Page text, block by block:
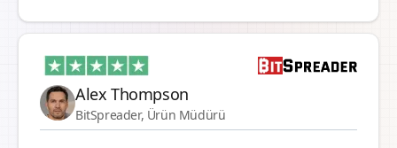
vurgulamak istiyoruz, bu da müşterilerin tatil
köylerimizdeki müsaitlik durumunu kolayca ve
hızlı bir şekilde kontrol etmelerini sağlıyor. Bu
işlevsellik, rezervasyon sürecini önemli ölçüde
basitleştirir ve misafirlerimizin ihtiyaçlarına
Alex Thompson
BitSpreader, Ürün Müdürü